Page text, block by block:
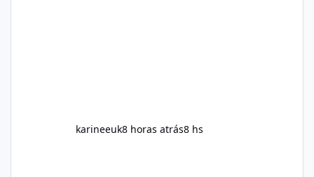
karineeuk8 horas atrás8 hs